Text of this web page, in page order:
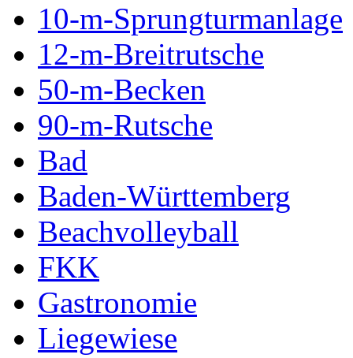
10-m-Sprungturmanlage
12-m-Breitrutsche
50-m-Becken
90-m-Rutsche
Bad
Baden-Württemberg
Beachvolleyball
FKK
Gastronomie
Liegewiese